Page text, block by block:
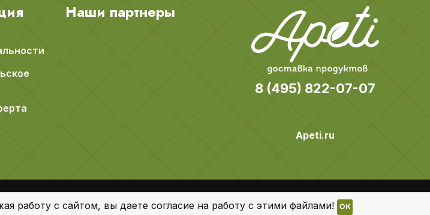
Наши партнеры
8 (495) 822-07-07
Apeti.ru
Все права защищены
работу с сайтом, вы даете согласие на работу с этими файлами! OK